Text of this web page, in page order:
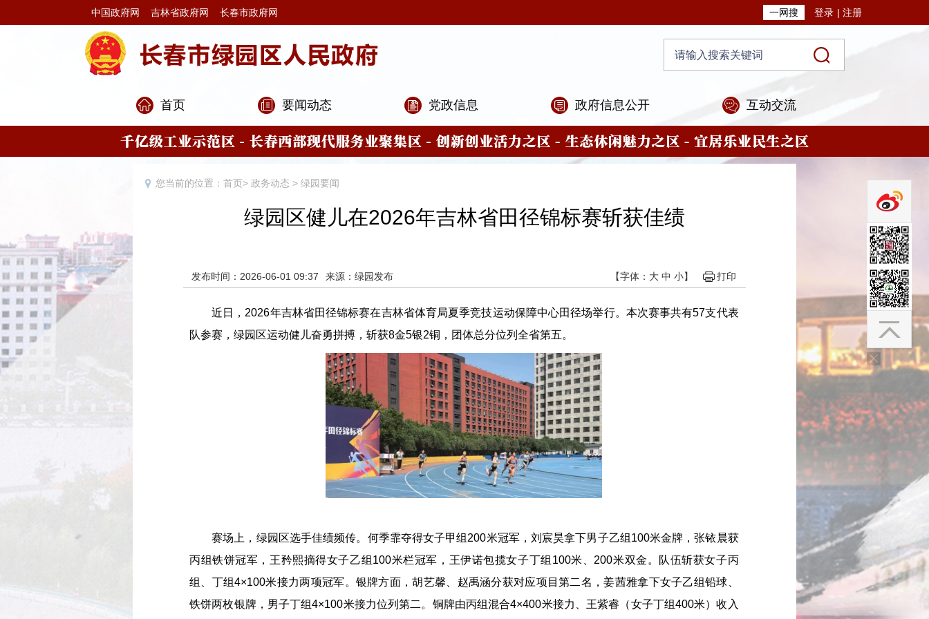
中国政府网 吉林省政府网 长春市政府网 一网搜 登录 | 注册
首页 要闻动态 党政信息 政府信息公开 互动交流
您当前的位置： 首页> 政务动态 > 绿园要闻
绿园区健儿在2026年吉林省田径锦标赛斩获佳绩
发布时间：2026-06-01 09:37 来源：绿园发布 【字体： 大 中 小】 打印
近日，2026年吉林省田径锦标赛在吉林省体育局夏季竞技运动保障中心田径场举行。本次赛事共有57支代表
队参赛，绿园区运动健儿奋勇拼搏，斩获8金5银2铜，团体总分位列全省第五。
赛场上，绿园区选手佳绩频传。何季霏夺得女子甲组200米冠军，刘宸昊拿下男子乙组100米金牌，张铱晨获
丙组铁饼冠军，王矜熙摘得女子乙组100米栏冠军，王伊诺包揽女子丁组100米、200米双金。队伍斩获女子丙
组、丁组4×100米接力两项冠军。银牌方面，胡艺馨、赵禹涵分获对应项目第二名，姜茜雅拿下女子乙组铅球、
铁饼两枚银牌，男子丁组4×100米接力位列第二。铜牌由丙组混合4×400米接力、王紫睿（女子丁组400米）收入